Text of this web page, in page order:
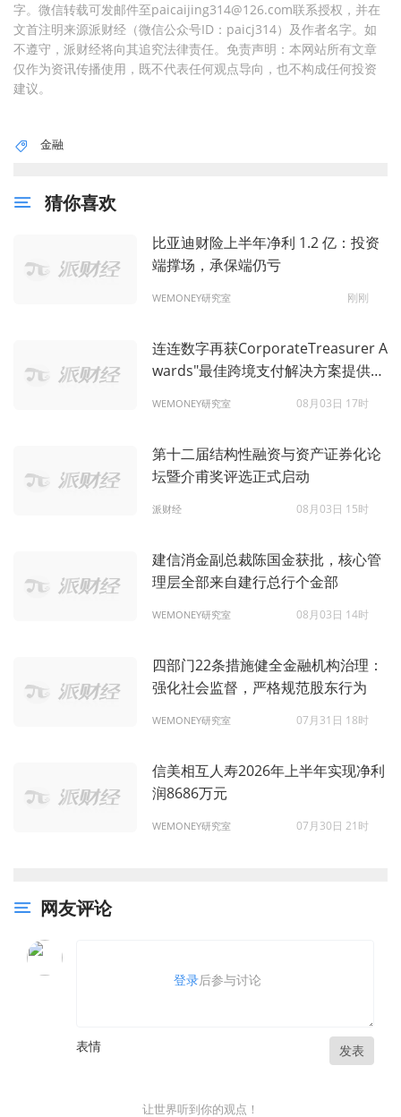
字。微信转载可发邮件至paicaijing314@126.com联系授权，并在
文首注明来源派财经（微信公众号ID：paicj314）及作者名字。如
不遵守，派财经将向其追究法律责任。免责声明：本网站所有文章
仅作为资讯传播使用，既不代表任何观点导向，也不构成任何投资
建议。
金融
猜你喜欢
比亚迪财险上半年净利 1.2 亿：投资
端撑场，承保端仍亏
WEMONEY研究室 刚刚
连连数字再获CorporateTreasurer A
wards"最佳跨境支付解决方案提供
WEMONEY研究室 08月03日 17时
第十二届结构性融资与资产证券化论
坛暨介甫奖评选正式启动
派财经 08月03日 15时
建信消金副总裁陈国金获批，核心管
理层全部来自建行总行个金部
WEMONEY研究室 08月03日 14时
四部门22条措施健全金融机构治理：
强化社会监督，严格规范股东行为
WEMONEY研究室 07月31日 18时
信美相互人寿2026年上半年实现净利
润8686万元
WEMONEY研究室 07月30日 21时
网友评论
登录后参与讨论
表情 发表
让世界听到你的观点！